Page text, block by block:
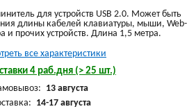
для устройств USB 2.0. Может быть
длины кабелей клавиатуры, мыши, Web-
и прочих устройств. Длина 1,5 метра.
все характеристики
4 раб.дня (> 25 шт.)
13 августа
14-17 августа